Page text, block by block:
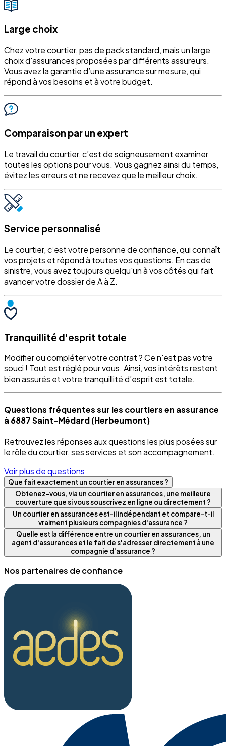
Large choix
Chez votre courtier, pas de pack standard, mais un large
choix d'assurances proposées par différents assureurs.
Vous avez la garantie d’une assurance sur mesure, qui
répond à vos besoins et à votre budget.
Comparaison par un expert
Le travail du courtier, c’est de soigneusement examiner
toutes les options pour vous. Vous gagnez ainsi du temps,
évitez les erreurs et ne recevez que le meilleur choix.
Service personnalisé
Le courtier, c’est votre personne de confiance, qui connaît
vos projets et répond à toutes vos questions. En cas de
sinistre, vous avez toujours quelqu'un à vos côtés qui fait
avancer votre dossier de A à Z.
Tranquillité d'esprit totale
Modifier ou compléter votre contrat ? Ce n'est pas votre
souci ! Tout est réglé pour vous. Ainsi, vos intérêts restent
bien assurés et votre tranquillité d’esprit est totale.
Questions fréquentes sur les courtiers en assurance
à 6887 Saint-Médard (Herbeumont)
Retrouvez les réponses aux questions les plus posées sur
le rôle du courtier, ses services et son accompagnement.
Voir plus de questions
Que fait exactement un courtier en assurances ?
Obtenez-vous, via un courtier en assurances, une meilleure
couverture que si vous souscrivez en ligne ou directement ?
Un courtier en assurances est-il indépendant et compare-t-il
vraiment plusieurs compagnies d'assurance ?
Quelle est la différence entre un courtier en assurances, un
agent d'assurances et le fait de s'adresser directement à une
compagnie d'assurance ?
Nos partenaires de confiance